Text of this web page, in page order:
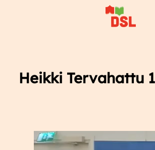
Heikki Tervahattu